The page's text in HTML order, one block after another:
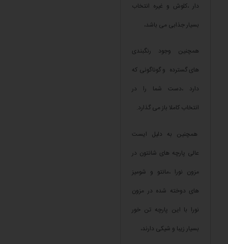
دار ،کلوش و غیره انتخاب
بسیار جذابی می باشد،
همچنین وجود رنگبندی
های گسترده و گوناگونی که
دارد ،دست شما را در
انتخاب کاملا باز می گذارد.
همچنین به دلیل ایست
عالی پارچه های شانتون در
مزون نورا ،مانتو و شومیز
های دوخته شده در مزون
نورا با این پارچه تن خور
بسیار زیبا و شیکی دارند،